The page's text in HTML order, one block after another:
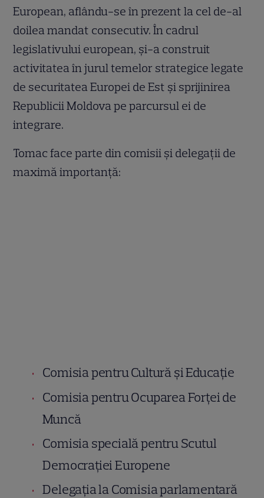
European, aflându-se în prezent la cel de-al
doilea mandat consecutiv. În cadrul
legislativului european, și-a construit
activitatea în jurul temelor strategice legate
de securitatea Europei de Est și sprijinirea
Republicii Moldova pe parcursul ei de
integrare.
Tomac face parte din comisii și delegații de
maximă importanță:
Comisia pentru Cultură și Educație
Comisia pentru Ocuparea Forței de
Muncă
Comisia specială pentru Scutul
Democrației Europene
Delegația la Comisia parlamentară